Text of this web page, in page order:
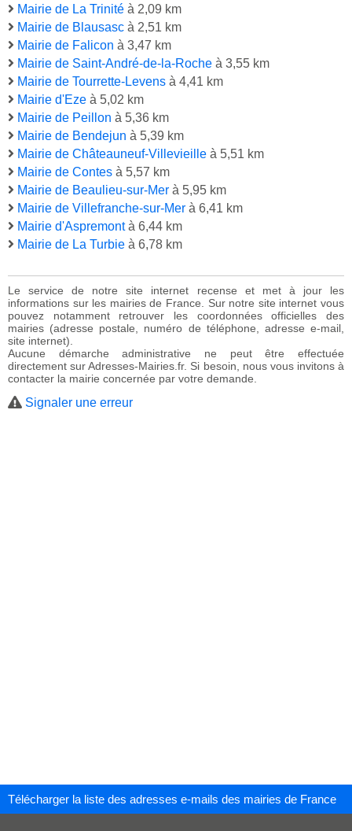
Mairie de La Trinité à 2,09 km
Mairie de Blausasc à 2,51 km
Mairie de Falicon à 3,47 km
Mairie de Saint-André-de-la-Roche à 3,55 km
Mairie de Tourrette-Levens à 4,41 km
Mairie d'Eze à 5,02 km
Mairie de Peillon à 5,36 km
Mairie de Bendejun à 5,39 km
Mairie de Châteauneuf-Villevieille à 5,51 km
Mairie de Contes à 5,57 km
Mairie de Beaulieu-sur-Mer à 5,95 km
Mairie de Villefranche-sur-Mer à 6,41 km
Mairie d'Aspremontà 6,44 km
Mairie de La Turbie à 6,78 km
Le service de notre site internet recense et met à jour les
informations sur les mairies de France. Sur notre site internet vous
pouvez notamment retrouver les coordonnées officielles des
mairies (adresse postale, numéro de téléphone, adresse e-mail,
site internet).
Aucune démarche administrative ne peut être effectuée
directement sur Adresses-Mairies.fr. Si besoin, nous vous invitons à
contacter la mairie concernée par votre demande.
Signaler une erreur
Télécharger la liste des adresses e-mails des mairies de France